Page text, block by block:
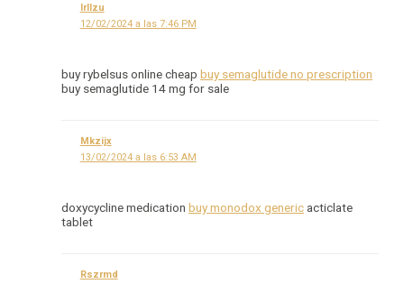
Irllzu
12/02/2024 a las 7:46 PM
buy rybelsus online cheap buy semaglutide no prescription
buy semaglutide 14 mg for sale
Mkzijx
13/02/2024 a las 6:53 AM
doxycycline medication buy monodox generic acticlate
tablet
Rszrmd